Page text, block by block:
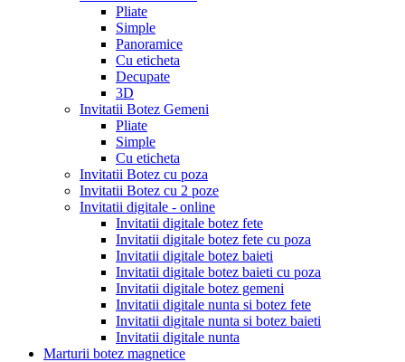
Pliate
Simple
Panoramice
Cu eticheta
Decupate
3D
Invitatii Botez Gemeni
Pliate
Simple
Cu eticheta
Invitatii Botez cu poza
Invitatii Botez cu 2 poze
Invitatii digitale - online
Invitatii digitale botez fete
Invitatii digitale botez fete cu poza
Invitatii digitale botez baieti
Invitatii digitale botez baieti cu poza
Invitatii digitale botez gemeni
Invitatii digitale nunta si botez fete
Invitatii digitale nunta si botez baieti
Invitatii digitale nunta
Marturii botez magnetice